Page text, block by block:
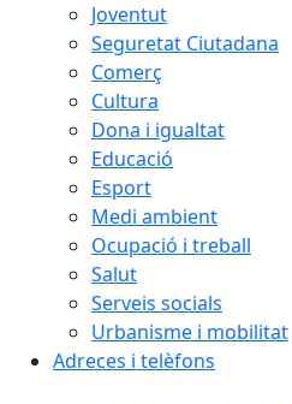
Joventut
Seguretat Ciutadana
Comerç
Cultura
Dona i igualtat
Educació
Esport
Medi ambient
Ocupació i treball
Salut
Serveis socials
Urbanisme i mobilitat
Adreces i telèfons